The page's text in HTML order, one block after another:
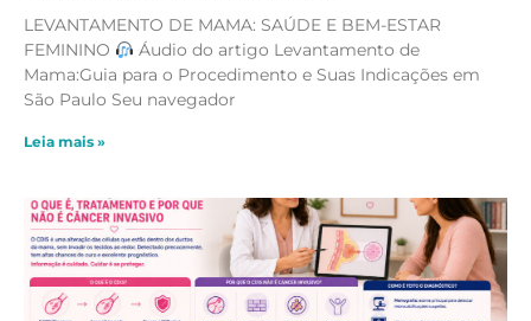
LEVANTAMENTO DE MAMA: SAÚDE E BEM-ESTAR
FEMININO
Áudio do artigo Levantamento de
Mama:Guia para o Procedimento e Suas Indicações em
São Paulo Seu navegador
Leia mais »